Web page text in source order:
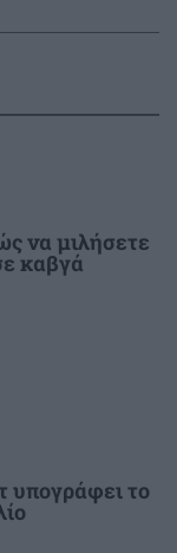
22:19
για
της
να μιλήσετε
καβγά
υπογράφει το